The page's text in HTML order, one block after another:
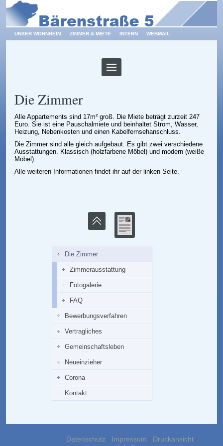
UNSER WOHNHEIM ZIMMER & MIETE INTERN WEBMAIL
Die Zimmer
Alle Appartements sind 17m² groß. Die Miete beträgt zurzeit 247
Euro. Sie ist eine Pauschalmiete und beinhaltet Strom, Wasser,
Heizung, Nebenkosten und einen Kabelfernsehanschluss.
Die Zimmer sind alle gleich aufgebaut. Es gibt zwei verschiedene
Ausstattungen. Klassisch (holzfarbene Möbel) und modern (weiße
Möbel).
Alle weiteren Informationen findet ihr auf der linken Seite.
Die Zimmer
Zimmerausstattung
Fotogalerie
FAQ
Bewerbungsverfahren
Vertragliches
Gemeinschaftsleben
Neueinzieher
Corona
Kontakt
Datenschutz | Impressum | Druckansicht|